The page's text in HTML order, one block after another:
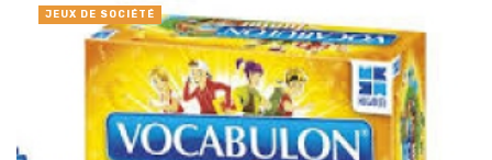
JEUX DE SOCIÉTÉ